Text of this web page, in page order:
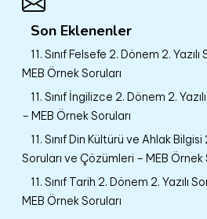
Son Eklenenler
11. Sınıf Felsefe 2. Dönem 2.
MEB Örnek Soruları
11. Sınıf İngilizce 2. Dönem 2.
– MEB Örnek Soruları
11. Sınıf Din Kültürü ve Ahlak Bilgisi
Soruları ve Çözümleri – MEB Örnek
11. Sınıf Tarih 2. Dönem 2. Yazılı
MEB Örnek Soruları